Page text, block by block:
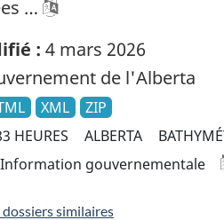
…
: 4 mars 2026
de l'Alberta
XML ZIP
HEURES ALBERTA
Information gouvernementale
dossiers similaires